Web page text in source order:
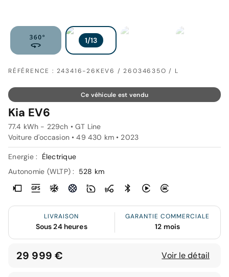
RÉFÉRENCE : 243416-26KEV6 / 26034635O / L
Ce véhicule est vendu
Kia EV6
77.4 kWh - 229ch • GT Line
Voiture d'occasion • 49 430 km • 2023
Energie :
Électrique
Autonomie (WLTP) :
528 km
LIVRAISON
Sous 24 heures
GARANTIE COMMERCIALE
12 mois
29 999 € Voir le détail